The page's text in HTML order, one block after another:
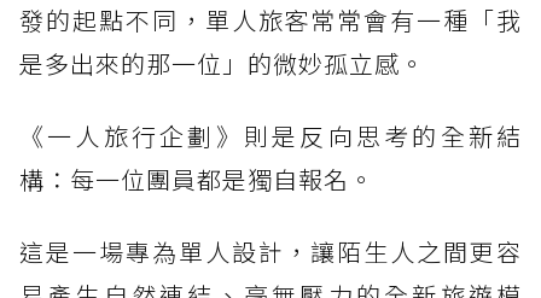
發的起點不同，單人旅客常常會有一種「我
是多出來的那一位」的微妙孤立感。
《一人旅行企劃》則是反向思考的全新結
構：每一位團員都是獨自報名。
這是一場專為單人設計，讓陌生人之間更容